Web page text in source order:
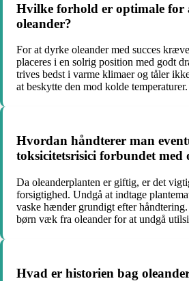
Hvilke forhold er optimale for
oleander?
For at dyrke oleander med succes
placeres i en solrig position med godt
trives bedst i varme klimaer og tåler
at beskytte den mod kolde temperaturer.
Hvordan håndterer man
toksicitetsrisici forbundet med
Da oleanderplanten er giftig, er det
forsigtighed. Undgå at indtage
vaske hænder grundigt efter
børn væk fra oleander for at undgå
Hvad er historien bag